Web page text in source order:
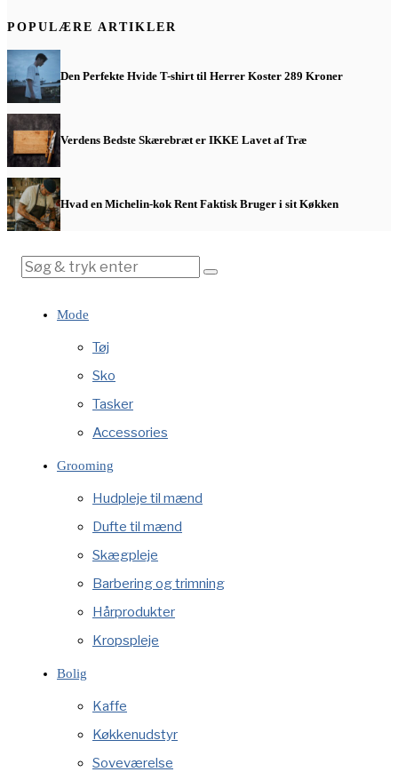
POPULÆRE ARTIKLER
Den Perfekte Hvide T-shirt til Herrer Koster 289 Kroner
Verdens Bedste Skærebræt er IKKE Lavet af Træ
Hvad en Michelin-kok Rent Faktisk Bruger i sit Køkken
Mode
Tøj
Sko
Tasker
Accessories
Grooming
Hudpleje til mænd
Dufte til mænd
Skægpleje
Barbering og trimning
Hårprodukter
Kropspleje
Bolig
Kaffe
Køkkenudstyr
Soveværelse